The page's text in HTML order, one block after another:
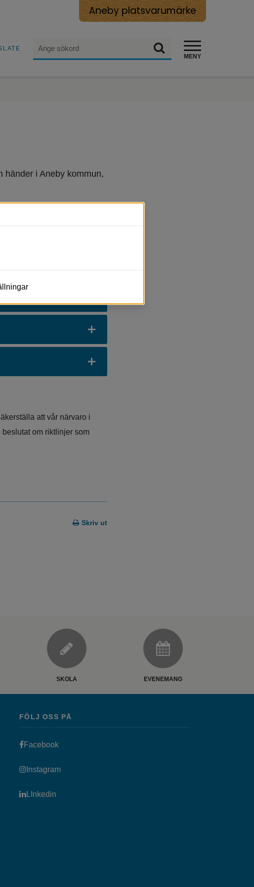
Aneby platsvarumärke
Sök
MENY
händer i Aneby kommun,
god service och visa upp
dig uppdaterad och
att vår närvaro i
om riktlinjer som
Skriv ut
SKOLA EVENEMANG
öppnas i nytt fönster.
fönster.
FÖLJ OSS PÅ
FacebookLänk till annan webbplats, öppnas i nytt fönster.
InstagramLänk till annan webbplats, öppnas i nytt fönster.
LInkedin